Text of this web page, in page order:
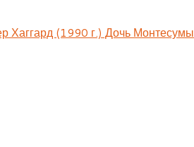
Хаггард (1990 г.) Дочь Монтесумы